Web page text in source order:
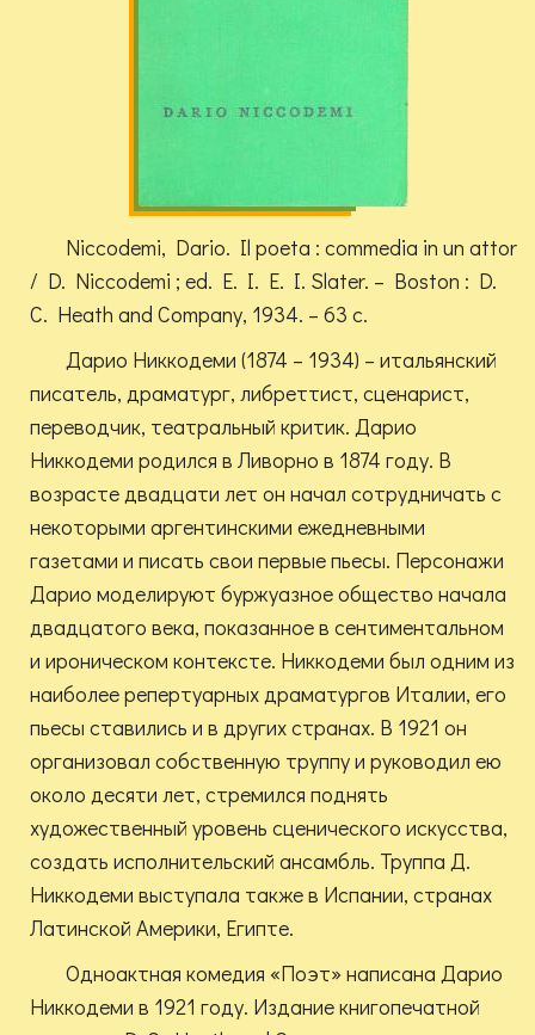
Niccodemi, Dario. Il poeta : commedia in un attor
/ D. Niccodemi ; ed. E. I. E. I. Slater. – Boston : D.
C. Heath and Company, 1934. – 63 с.
Дарио Никкодеми (1874 – 1934) – итальянский
писатель, драматург, либреттист, сценарист,
переводчик, театральный критик. Дарио
Никкодеми родился в Ливорно в 1874 году. В
возрасте двадцати лет он начал сотрудничать с
некоторыми аргентинскими ежедневными
газетами и писать свои первые пьесы. Персонажи
Дарио моделируют буржуазное общество начала
двадцатого века, показанное в сентиментальном
и ироническом контексте. Никкодеми был одним из
наиболее репертуарных драматургов Италии, его
пьесы ставились и в других странах. В 1921 он
организовал собственную труппу и руководил ею
около десяти лет, стремился поднять
художественный уровень сценического искусства,
создать исполнительский ансамбль. Труппа Д.
Никкодеми выступала также в Испании, странах
Латинской Америки, Египте.
Одноактная комедия «Поэт» написана Дарио
Никкодеми в 1921 году. Издание книгопечатной